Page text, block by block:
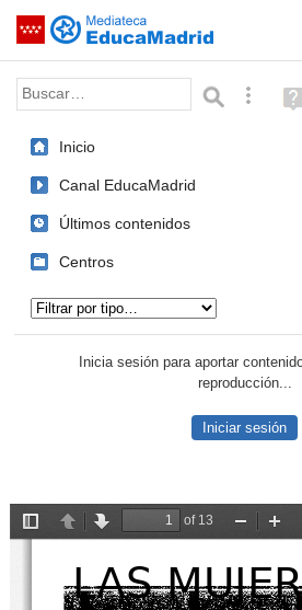
Saltar navegación
Palabra o frase: Búsqueda
(en
Inicio
Canal EducaMadrid
Últimos contenidos
Centros
Inicia sesión para aportar
reproducción...
Iniciar sesión